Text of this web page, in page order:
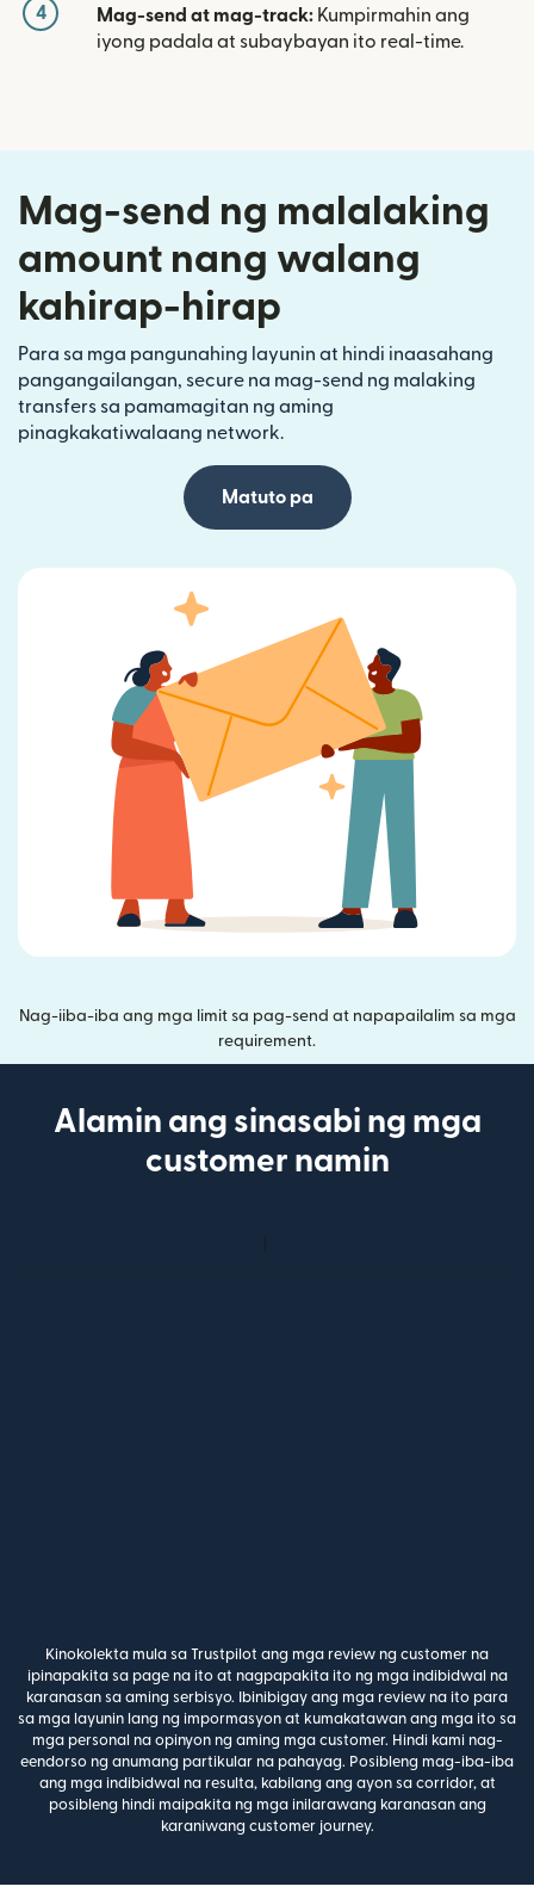
4 Mag-send at mag-track: Kumpirmahin ang
iyong padala at subaybayan ito real-time.
Mag-send ng malalaking
amount nang walang
kahirap-hirap
Para sa mga pangunahing layunin at hindi inaasahang
pangangailangan, secure na mag-send ng malaking
transfers sa pamamagitan ng aming
pinagkakatiwalaang network.
Matuto pa
Nag-iiba-iba ang mga limit sa pag-send at napapailalim sa mga
requirement.
Alamin ang sinasabi ng mga
customer namin
Kinokolekta mula sa Trustpilot ang mga review ng customer na
ipinapakita sa page na ito at nagpapakita ito ng mga indibidwal na
karanasan sa aming serbisyo. Ibinibigay ang mga review na ito para
sa mga layunin lang ng impormasyon at kumakatawan ang mga ito sa
mga personal na opinyon ng aming mga customer. Hindi kami nag-
eendorso ng anumang partikular na pahayag. Posibleng mag-iba-iba
ang mga indibidwal na resulta, kabilang ang ayon sa corridor, at
posibleng hindi maipakita ng mga inilarawang karanasan ang
karaniwang customer journey.